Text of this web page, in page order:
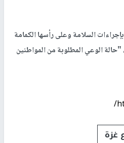
السلامة وعلى رأسها الكمامة
"حالة الوعي المطلوبة من المواطنين
غزة